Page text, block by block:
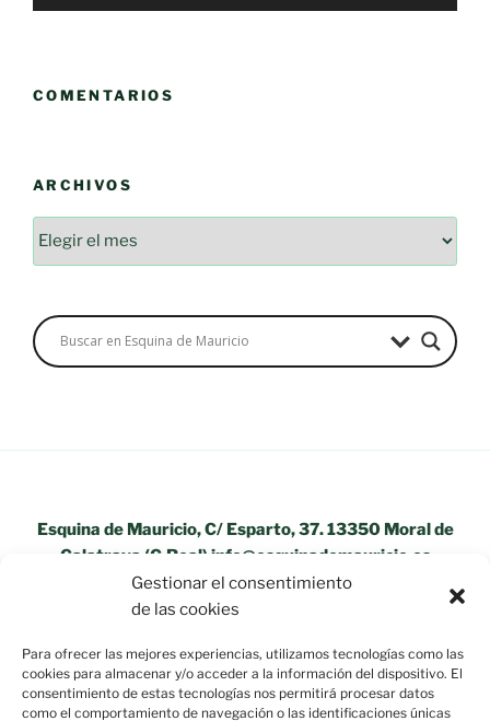
Gestionar el consentimiento
de las cookies
Para ofrecer las mejores experiencias, utilizamos tecnologías como las
cookies para almacenar y/o acceder a la información del dispositivo. El
consentimiento de estas tecnologías nos permitirá procesar datos
como el comportamiento de navegación o las identificaciones únicas
COMENTARIOS
ARCHIVOS
Esquina de Mauricio, C/ Esparto, 37. 13350 Moral de
Calatrava (C.Real) info@esquinademauricio.es
«Aviso Legal»